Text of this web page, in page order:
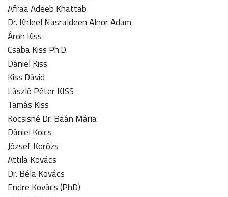
Afraa Adeeb Khattab
Dr. Khleel Nasraldeen Alnor Adam
Áron Kiss
Csaba Kiss Ph.D.
Dániel Kiss
Kiss Dávid
László Péter KISS
Tamás Kiss
Kocsisné Dr. Baán Mária
Dániel Koics
József Korózs
Attila Kovács
Dr. Béla Kovács
Endre Kovács (PhD)